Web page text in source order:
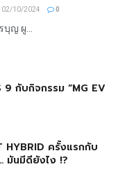
02/10/2024 0
ญ ผู...
กับกิจกรรม “MG EV
HYBRID ครั้งแรกกับ
มันมีดียังไง !?